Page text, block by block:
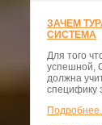
ЗАЧЕМ
СИСТЕМА
Для того
успешной,
должна
специфику